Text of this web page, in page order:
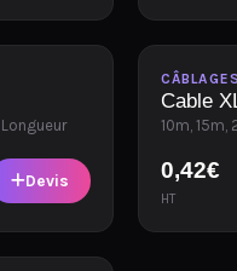
Devis
Disponible
Cable
10m, 15m,
0,42€
HT